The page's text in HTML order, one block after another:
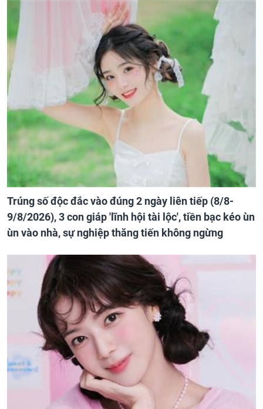
Trúng số độc đắc vào đúng 2 ngày liên tiếp (8/8-
9/8/2026), 3 con giáp 'lĩnh hội tài lộc', tiền bạc kéo ùn
ùn vào nhà, sự nghiệp thăng tiến không ngừng